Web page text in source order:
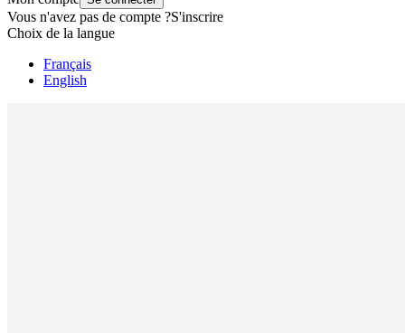
Vous n'avez pas de compte ?S'inscrire
Choix de la langue
Français
English